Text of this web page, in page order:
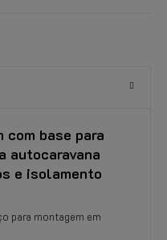
com base para
autocaravana
e isolamento
para montagem em